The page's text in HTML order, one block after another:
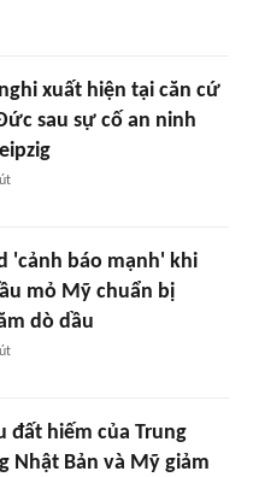
xuất hiện tại căn cứ
sau sự cố an ninh
'cảnh báo mạnh' khi
mỏ Mỹ chuẩn bị
dò dầu
đất hiếm của Trung
Nhật Bản và Mỹ giảm